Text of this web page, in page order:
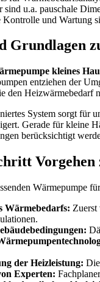
sind u.a. pauschale
und Wartung
Grundlagen
kleines
entziehen der
den Heizwärmebedarf
System sorgt für
Gerade für kleine
berücksichtigt
Wärmepumpe
Wärmebedarfs: Zuerst
der Heizleistung:
Experten: